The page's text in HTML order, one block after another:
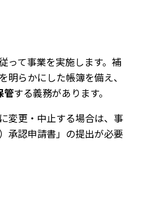
って事業を実施します。補
明らかにした帳簿を備え、
管する義務があります。
変更・中止する場合は、事
承認申請書」の提出が必要